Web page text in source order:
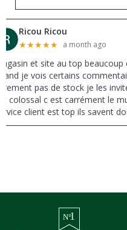
Ricou Ricou
★★★★★ a month ago
et site au top beaucoup
je vois certains
pas de stock je les
colossal c est carrément le
client est top ils savent
pas à la vente ils sont